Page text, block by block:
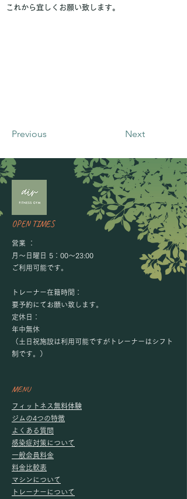
これから宜しくお願い致します。
Previous Next
OPEN TIMES
営業 ：
月～日曜日 5：00～23:00
​ご利用可能です。
トレーナー在籍時間：
要予約にてお願い致します。
定休日：
年中無休
（土日祝施設は利用可能ですがトレーナーはシフト
制です。）​
MENU
​ フィットネス無料体験
ジムの4つの特徴
​ よくある質問
感染症対策について
​一般会員料金
料金比較表
​マシンについて
トレーナーについて